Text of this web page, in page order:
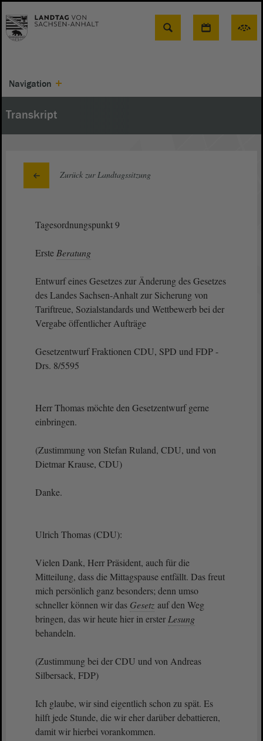
Suche
Navigation
Transkript
Zurück zur Landtagssitzung
Tagesordnungspunkt 9
Erste Beratung
Entwurf eines Gesetzes zur Änderung des Gesetzes
des Landes Sachsen-Anhalt zur Sicherung von
Tariftreue, Sozialstandards und Wettbewerb bei der
Vergabe öffentlicher Aufträge
Gesetzentwurf Fraktionen CDU, SPD und FDP -
Drs. 8/5595
Herr Thomas möchte den Gesetzentwurf gerne
einbringen.
(Zustimmung von Stefan Ruland, CDU, und von
Dietmar Krause, CDU)
Danke.
Ulrich Thomas (CDU):
Vielen Dank, Herr Präsident, auch für die
Mitteilung, dass die Mittagspause entfällt. Das freut
mich persönlich ganz besonders; denn umso
schneller können wir das Gesetz auf den Weg
bringen, das wir heute hier in erster Lesung
behandeln.
(Zustimmung bei der CDU und von Andreas
Silbersack, FDP)
Ich glaube, wir sind eigentlich schon zu spät. Es
hilft jede Stunde, die wir eher darüber debattieren,
damit wir hierbei vorankommen.